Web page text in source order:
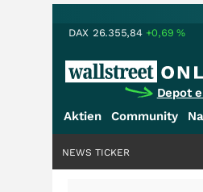
DAX 26.355,84 +0,69%
Depot
Aktien Community
NEWS TICKER